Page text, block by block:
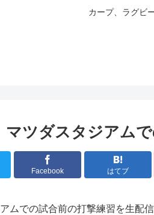
カープ、ラグビ
マツダスタジアム
Facebook はてブ
ムでの試合前の打撃練習を生配信